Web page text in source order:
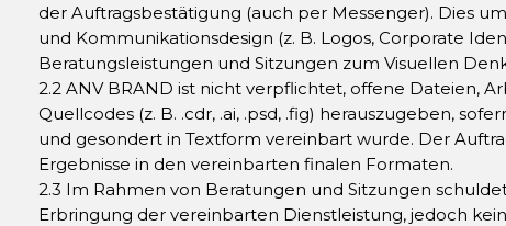
der Auftragsbestätigung (auch per Messenger). Dies
und Kommunikationsdesign (z. B. Logos, Corporate
Beratungsleistungen und Sitzungen zum Visuellen
2.2 ANV BRAND ist nicht verpflichtet, offene Dateien,
Quellcodes (z. B. .cdr, .ai, .psd, .fig) herauszugeben,
und gesondert in Textform vereinbart wurde. Der
Ergebnisse in den vereinbarten finalen Formaten.
2.3 Im Rahmen von Beratungen und Sitzungen
Erbringung der vereinbarten Dienstleistung, jedoch